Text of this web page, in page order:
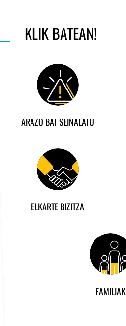
KLIK BATEAN!
ARAZO BAT SEINALATU
ELKARTE BIZITZA
FAMILIAK